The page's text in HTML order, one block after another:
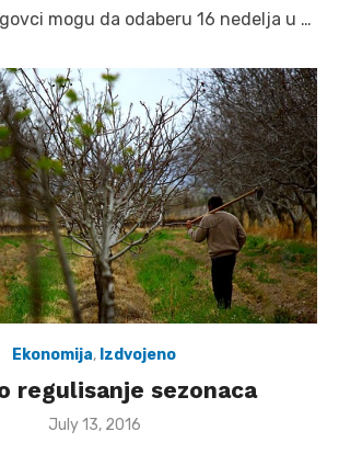
mogu da odaberu 16 nedelja u …
Ekonomija, Izdvojeno
regulisanje sezonaca
Posted
July 13, 2016